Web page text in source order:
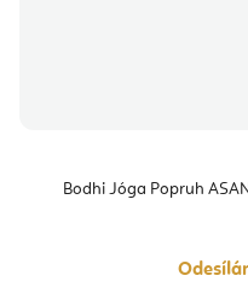
Bodhi Jóga Popruh